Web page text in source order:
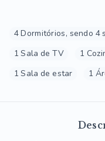
4 Dormitórios, sendo 4
1 Sala de TV
1
1 Sala de estar
1